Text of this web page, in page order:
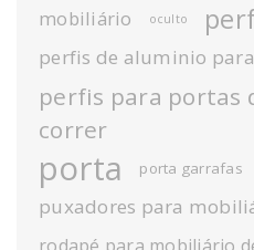
mobiliário oculto
perfis de aluminio
perfis para portas
correr
porta porta garrafas
puxadores para